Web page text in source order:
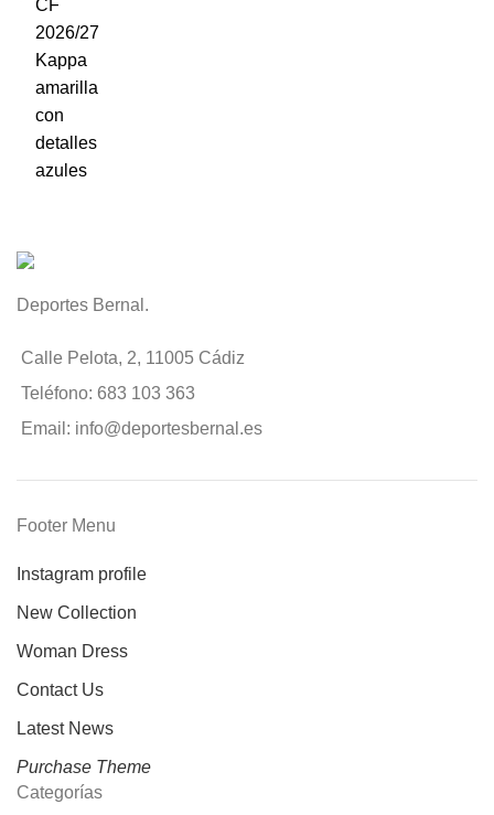
Deportes Bernal.
Calle Pelota, 2, 11005 Cádiz
Teléfono: 683 103 363
Email: info@deportesbernal.es
Footer Menu
Instagram profile
New Collection
Woman Dress
Contact Us
Latest News
Purchase Theme
Categorías